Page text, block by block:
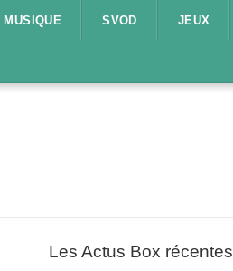
MUSIQUE SVOD JEUX
Les Actus Box récentes